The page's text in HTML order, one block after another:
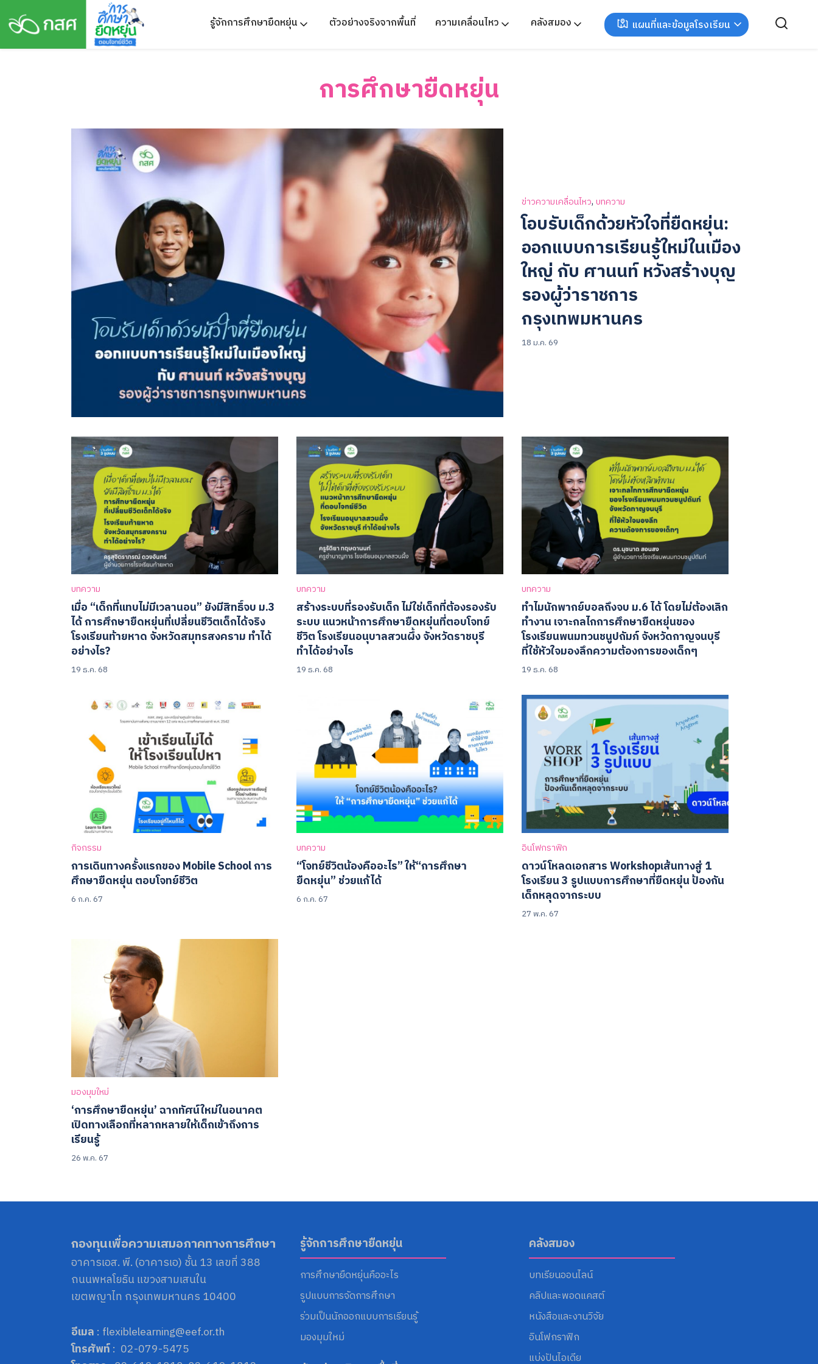
content
รู้จักการศึกษายืดหยุ่น ตัวอย่างจริงจากพื้นที่ ความเคลื่อนไหว คลังสมอง แผนที่และข้อมูลโรงเรียน
Search
for:
การศึกษายืดหยุ่น
ข่าวความเคลื่อนไหว,บทความ
โอบรับเด็กด้วยหัวใจที่ยืดหยุ่น:
ออกแบบการเรียนรู้ใหม่ในเมือง
ใหญ่ กับ ศานนท์ หวังสร้างบุญ
รองผู้ว่าราชการ
กรุงเทพมหานคร
18 ม.ค. 69
บทความ
เมื่อ “เด็กที่แทบไม่มีเวลานอน” ยังมีสิทธิ์จบ ม.3
ได้ การศึกษายืดหยุ่นที่เปลี่ยนชีวิตเด็กได้จริง
โรงเรียนท้ายหาด จังหวัดสมุทรสงคราม ทำได้
อย่างไร?
19 ธ.ค. 68
บทความ
สร้างระบบที่รองรับเด็ก ไม่ใช่เด็กที่ต้องรองรับ
ระบบ แนวหน้าการศึกษายืดหยุ่นที่ตอบโจทย์
ชีวิต โรงเรียนอนุบาลสวนผึ้ง จังหวัดราชบุรี
ทำได้อย่างไร
19 ธ.ค. 68
บทความ
ทำไมนักพากย์บอลถึงจบ ม.6 ได้ โดยไม่ต้องเลิก
ทำงาน เจาะกลไกการศึกษายืดหยุ่นของ
โรงเรียนพนมทวนชนูปถัมภ์ จังหวัดกาญจนบุรี
ที่ใช้หัวใจมองลึกความต้องการของเด็กๆ
19 ธ.ค. 68
กิจกรรม
การเดินทางครั้งแรกของ Mobile School การ
ศึกษายืดหยุ่น ตอบโจทย์ชีวิต
6 ก.ค. 67
บทความ
“โจทย์ชีวิตน้องคืออะไร” ให้“การศึกษา
ยืดหยุ่น” ช่วยแก้ได้
6 ก.ค. 67
อินโฟกราฟิก
ดาวน์โหลดเอกสาร Workshopเส้นทางสู่ 1
โรงเรียน 3 รูปแบบการศึกษาที่ยืดหยุ่น ป้องกัน
เด็กหลุดจากระบบ
27 พ.ค. 67
มองมุมใหม่
‘การศึกษายืดหยุ่น’ ฉากทัศน์ใหม่ในอนาคต
เปิดทางเลือกที่หลากหลายให้เด็กเข้าถึงการ
เรียนรู้
26 พ.ค. 67
กองทุนเพื่อความเสมอภาคทางการศึกษา
อาคารเอส. พี. (อาคารเอ) ชั้น 13 เลขที่ 388
ถนนพหลโยธิน แขวงสามเสนใน
เขตพญาไท กรุงเทพมหานคร 10400
อีเมล : flexiblelearning@eef.or.th
โทรศัพท์: 02-079-5475
รู้จักการศึกษายืดหยุ่น
การศึกษายืดหยุ่นคืออะไร
รูปแบบการจัดการศึกษา
ร่วมเป็นนักออกแบบการเรียนรู้
มองมุมใหม่
คลังสมอง
บทเรียนออนไลน์
คลิปและพอดแคสต์
หนังสือและงานวิจัย
อินโฟกราฟิก
แบ่งปันไอเดีย